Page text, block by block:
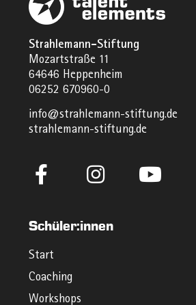
Strahlemann-Stiftung
Mozartstraße 11
64646 Heppenheim
06252 670960-0
info@strahlemann-stiftung.de
strahlemann-stiftung.de
Schüler:innen
Start
Coaching
Workshops